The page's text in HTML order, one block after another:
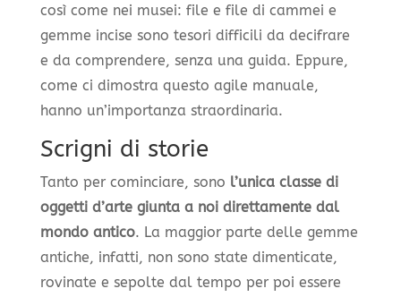
così come nei musei: file e file di cammei e
gemme incise sono tesori difficili da decifrare
e da comprendere, senza una guida. Eppure,
come ci dimostra questo agile manuale,
hanno un’importanza straordinaria.
Scrigni di storie
Tanto per cominciare, sono l’unica classe di
oggetti d’arte giunta a noi direttamente dal
mondo antico. La maggior parte delle gemme
antiche, infatti, non sono state dimenticate,
rovinate e sepolte dal tempo per poi essere